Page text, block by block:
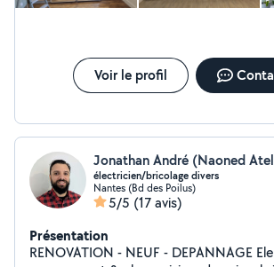
Voir le profil
Jonathan André (Naoned
électricien/bricolage divers
Nantes (Bd des Poilus)
5/5 (17 avis)
Présentation
RENOVATION - NEUF - DEPANNAGE